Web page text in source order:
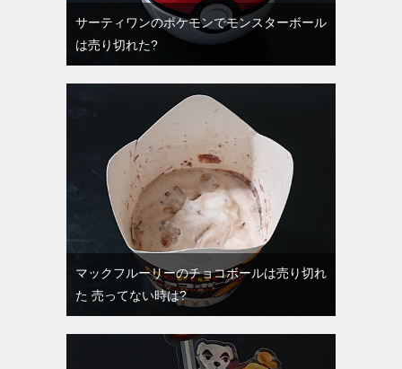
サーティワンのポケモンでモンスターボール
は売り切れた?
マックフルーリーのチョコボールは売り切れ
た 売ってない時は?